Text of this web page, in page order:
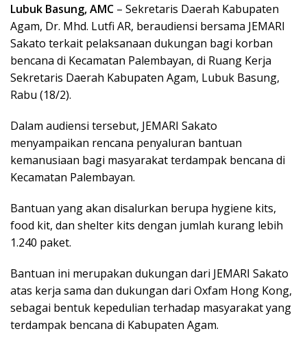
Lubuk Basung, AMC – Sekretaris Daerah Kabupaten
Agam, Dr. Mhd. Lutfi AR, beraudiensi bersama JEMARI
Sakato terkait pelaksanaan dukungan bagi korban
bencana di Kecamatan Palembayan, di Ruang Kerja
Sekretaris Daerah Kabupaten Agam, Lubuk Basung,
Rabu (18/2).
Dalam audiensi tersebut, JEMARI Sakato
menyampaikan rencana penyaluran bantuan
kemanusiaan bagi masyarakat terdampak bencana di
Kecamatan Palembayan.
Bantuan yang akan disalurkan berupa hygiene kits,
food kit, dan shelter kits dengan jumlah kurang lebih
1.240 paket.
Bantuan ini merupakan dukungan dari JEMARI Sakato
atas kerja sama dan dukungan dari Oxfam Hong Kong,
sebagai bentuk kepedulian terhadap masyarakat yang
terdampak bencana di Kabupaten Agam.